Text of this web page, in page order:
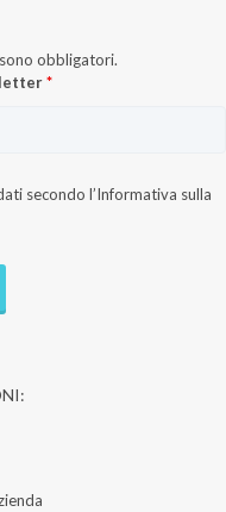
sono obbligatori.
*
secondo l’Informativa sulla